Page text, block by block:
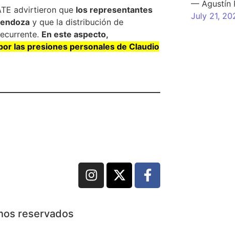
advirtieron que los representantes
y que la distribución de
En este aspecto,
las presiones personales de Claudio
— Agustín
July 21,
reservados